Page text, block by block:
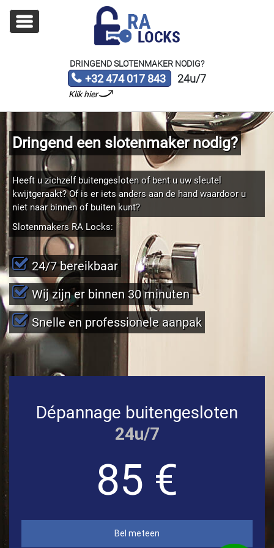
DRINGEND SLOTENMAKER NODIG?
+32 474 017 843
Klik hier
24u/7
Dringend een slotenmaker nodig?
Heeft u zichzelf buitengesloten of bent u uw sleutel
kwijtgeraakt? Of is er iets anders aan de hand waardoor u
niet naar binnen of buiten kunt?
Slotenmakers RA Locks:
24/7 bereikbaar
Wij zijn er binnen 30 minuten
Snelle en professionele aanpak
Dépannage buitengesloten
24u/7
85 €
Bel meteen